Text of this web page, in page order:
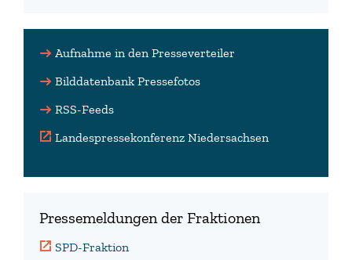
Aufnahme in den Presseverteiler
Bilddatenbank Pressefotos
RSS-Feeds
Landespressekonferenz Niedersachsen
Pressemeldungen der Fraktionen
SPD-Fraktion